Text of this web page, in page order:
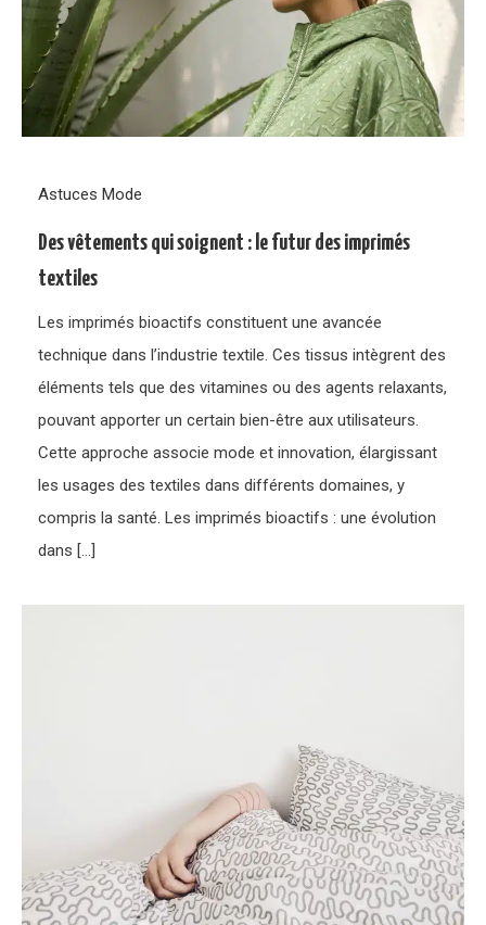
Astuces Mode
Des vêtements qui soignent : le futur des imprimés
textiles
Les imprimés bioactifs constituent une avancée
technique dans l’industrie textile. Ces tissus intègrent des
éléments tels que des vitamines ou des agents relaxants,
pouvant apporter un certain bien-être aux utilisateurs.
Cette approche associe mode et innovation, élargissant
les usages des textiles dans différents domaines, y
compris la santé. Les imprimés bioactifs : une évolution
dans […]